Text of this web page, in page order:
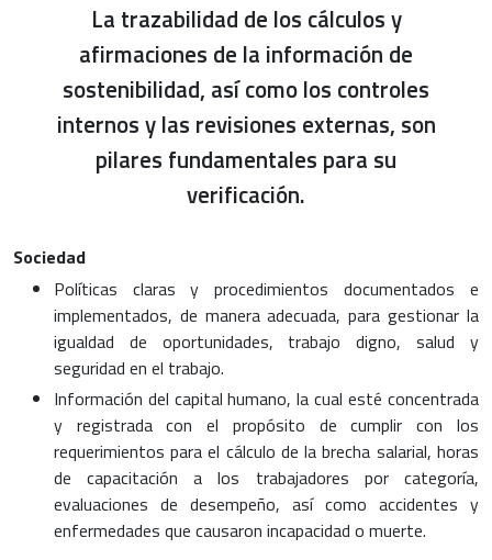
La trazabilidad de los cálculos y
afirmaciones de la información de
sostenibilidad, así como los controles
internos y las revisiones externas, son
pilares fundamentales para su
verificación.
Sociedad
Políticas claras y procedimientos documentados e
implementados, de manera adecuada, para gestionar la
igualdad de oportunidades, trabajo digno, salud y
seguridad en el trabajo.
Información del capital humano, la cual esté concentrada
y registrada con el propósito de cumplir con los
requerimientos para el cálculo de la brecha salarial, horas
de capacitación a los trabajadores por categoría,
evaluaciones de desempeño, así como accidentes y
enfermedades que causaron incapacidad o muerte.